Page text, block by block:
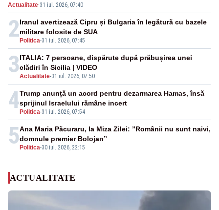
rachetă rusească
Actualitate·31 iul. 2026, 07:40
2 Politica-31 iul. 2026, 07:45
Iranul avertizează Cipru și Bulgaria în legătură cu bazele
militare folosite de SUA
3Actualitate-31 iul. 2026, 07:50
ITALIA: 7 persoane, dispărute după prăbușirea unei
clădiri în Sicilia | VIDEO
4 Politica-31 iul. 2026, 07:54
Trump anunță un acord pentru dezarmarea Hamas, însă
sprijinul Israelului rămâne incert
5 Politica-30 iul. 2026, 22:15
Ana Maria Păcuraru, la Miza Zilei: ”Românii nu sunt naivi,
domnule premier Bolojan”
ACTUALITATE